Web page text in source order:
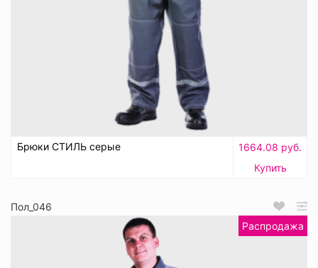
Брюки СТИЛЬ серые
1664.08 руб.
Купить
Пол_046
Распродажа